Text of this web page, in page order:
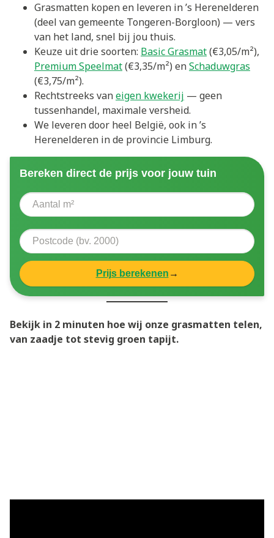
Grasmatten kopen en leveren in ’s Herenelderen
(deel van gemeente Tongeren-Borgloon) — vers
van het land, snel bij jou thuis.
Keuze uit drie soorten: Basic Grasmat(€3,05/m²),
Premium Speelmat(€3,35/m²) enSchaduwgras
(€3,75/m²).
Rechtstreeks vaneigen kwekerij — geen
tussenhandel, maximale versheid.
We leveren door heel België, ook in ’s
Herenelderen in de provincie Limburg.
Bereken direct de prijs voor jouw tuin
Prijs berekenen →
Bekijk in 2 minuten hoe wij onze grasmatten telen,
van zaadje tot stevig groen tapijt.